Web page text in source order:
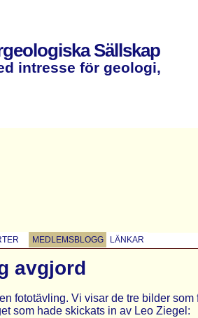
Sällskap
intresse för geologi,
MEDLEMSBLOGG LÄNKAR
avgjord
fototävling. Vi visar de tre bilder som
som hade skickats in av Leo Ziegel: